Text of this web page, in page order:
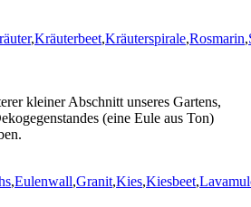
,Kräuterbeet,Kräuterspirale,Rosmarin,
kleiner Abschnitt unseres Gartens,
(eine Eule aus Ton)
,Eulenwall,Granit,Kies,Kiesbeet,